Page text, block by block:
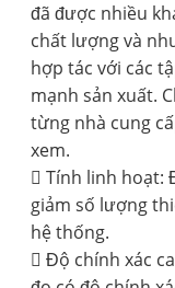
đã được nhiều
chất lượng và
hợp tác với các
mạnh sản xuất.
từng nhà cung
xem.
 Tính linh hoạt:
giảm số lượng
hệ thống.
 Độ chính xác